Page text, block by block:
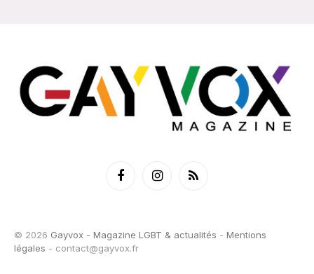
FacebookInstagramRSS
© 2026 Gayvox - Magazine LGBT & actualités - Mentions
légales - contact@gayvox.fr